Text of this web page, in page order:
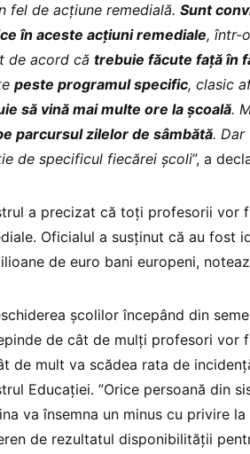
fel de acțiune remedială. Sunt
în aceste acțiuni remediale, într-
de acord că trebuie făcute față în
peste programul specific, clasic
să vină mai multe ore la școală.
parcursul zilelor de sâmbătă. Dar
de specificul fiecărei școli”, a
a precizat că toți profesorii vor
Oficialul a susținut că au fost
de euro bani europeni,
școlilor începând din
de cât de mulți profesori vor
de mult va scădea rata de
Educației. ”Orice persoană din
va însemna un minus cu privire
de rezultatul disponibilității